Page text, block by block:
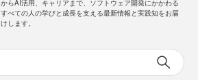
からAI活用、キャリアまで、ソフトウェア開発にかかわる
すべての人の学びと成長を支える最新情報と実践知をお届
けします。